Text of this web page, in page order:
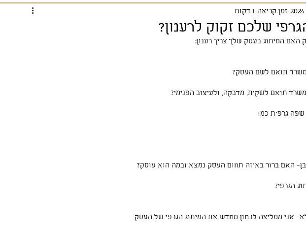
שלכם זקוק לרענון?
זמן קריאה 1 דקות
האם המיתוג בעסק שלך צריך רענון:
אני ממליצה לבחון מחדש את המיתוג הגרפי של העסק